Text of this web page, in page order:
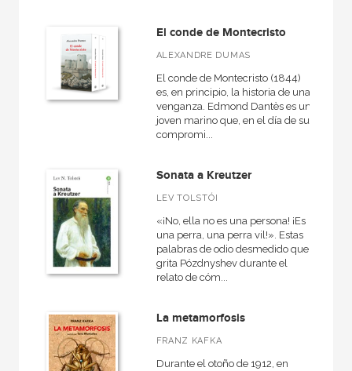
Contemporánea
Medieval
Antiguo
Teoría literaria
VER TODAS... (12)
NUESTRAS COLECCIONES
50 Aniversario
El conde de Montecristo
ALEXANDRE DUMAS
El conde de Montecristo (1844)
es, en principio, la historia de una
venganza. Edmond Dantès es un
joven marino que, en el día de su
compromi...
Sonata a Kreutzer
LEV TOLSTÓI
«¡No, ella no es una persona! ¡Es
una perra, una perra vil!». Estas
palabras de odio desmedido que
grita Pózdnyshev durante el
relato de cóm...
La metamorfosis
FRANZ KAFKA
Durante el otoño de 1912, en